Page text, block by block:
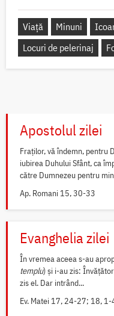
Viață Minuni
Locuri de pelerinaj
Apostolul zilei
Fraților, vă îndemn, pentru
iubirea Duhului Sfânt, ca
către Dumnezeu pentru
Ap. Romani 15, 30-33
Evanghelia zilei
În vremea aceea s-au
templu) și i-au zis:
zis el. Dar intrând...
Ev. Matei 17, 24-27; 18, 1-